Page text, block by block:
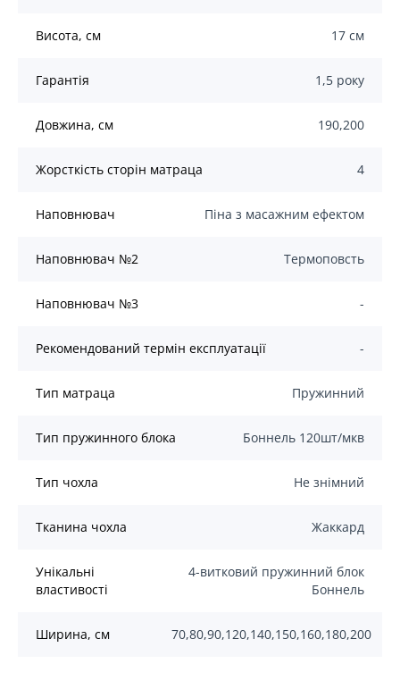
Висота, см 17 см
Гарантія 1,5 року
Довжина, см 190,200
Жорсткість сторін матраца 4
Наповнювач Піна з масажним ефектом
Наповнювач №2 Термоповсть
Наповнювач №3 -
Рекомендований термін експлуатації -
Тип матраца Пружинний
Тип пружинного блока Боннель 120шт/мкв
Тип чохла Не знімний
Тканина чохла Жаккард
Унікальні
властивості
4-витковий пружинний блок
Боннель
Ширина, см 70,80,90,120,140,150,160,180,200